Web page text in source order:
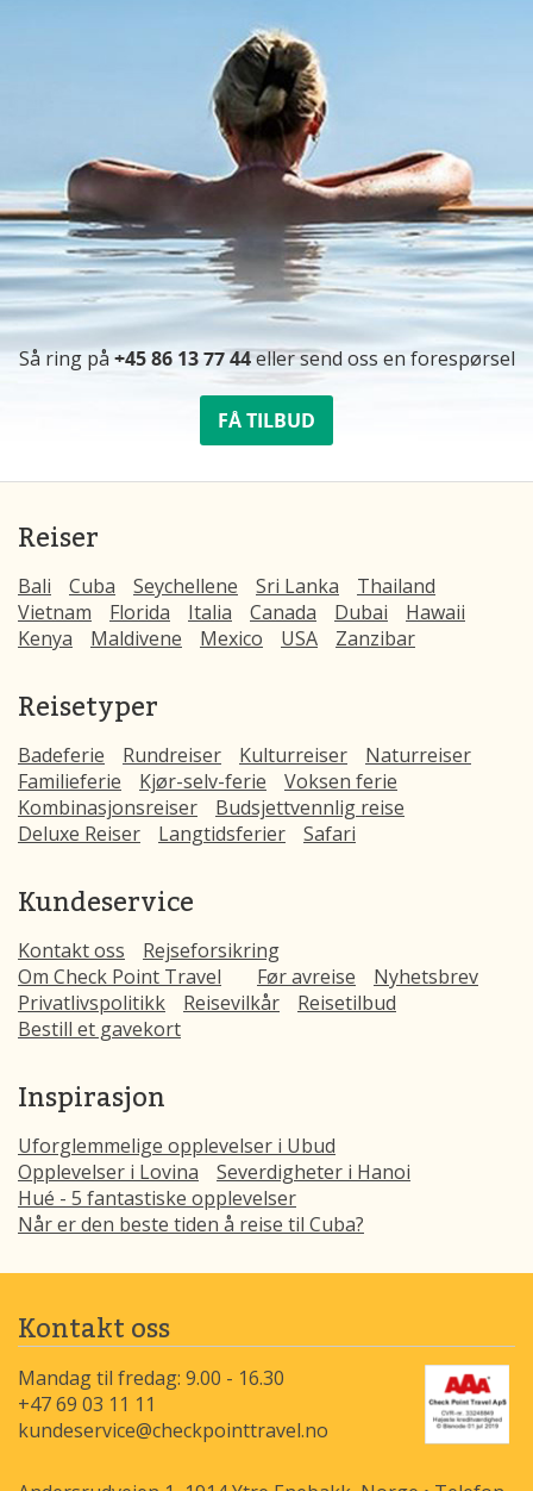
Så ring på +45 86 13 77 44eller send oss ​​en forespørsel
FÅ TILBUD
Reiser
Bali Cuba Seychellene Sri Lanka
Thailand
Vietnam
Florida Italia Canada Dubai
Hawaii
Kenya
Maldivene Mexico USA Zanzibar
Reisetyper
Badeferie Rundreiser Kulturreiser
Naturreiser
Familieferie
Kjør-selv-ferie
Voksen ferie
Kombinasjonsreiser
Budsjettvennlig reise
Deluxe Reiser
Langtidsferier Safari
Kundeservice
Kontakt oss
Rejseforsikring
Om Check Point Travel
Før avreise
Nyhetsbrev
Privatlivspolitikk
Reisevilkår
Reisetilbud
Bestill et gavekort
Inspirasjon
Uforglemmelige opplevelser i Ubud
Opplevelser i Lovina
Severdigheter i Hanoi
Hué - 5 fantastiske opplevelser
Når er den beste tiden å reise til Cuba?
Kontakt oss
Mandag til fredag: 9.00 - 16.30
+47 69 03 11 11
kundeservice@checkpointtravel.no